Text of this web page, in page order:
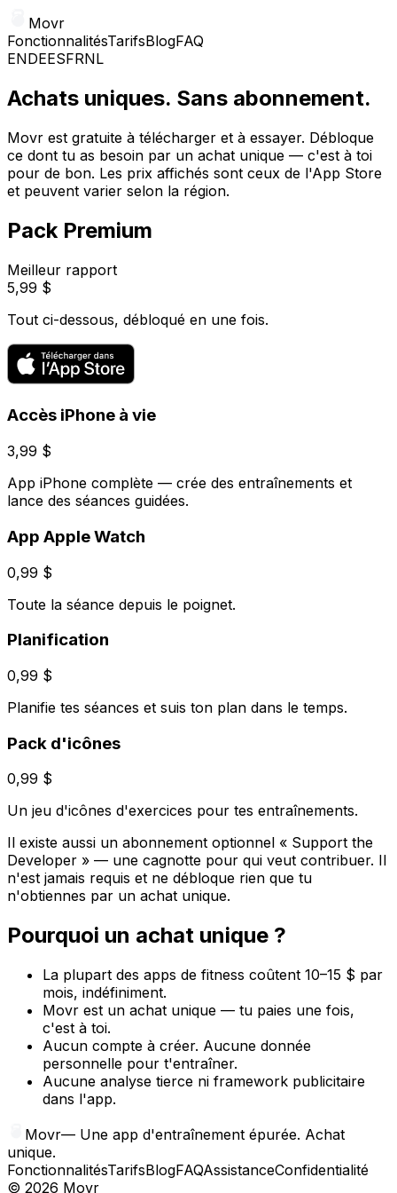
Movr
FonctionnalitésTarifsBlogFAQ
ENDEESFRNL
Achats uniques. Sans abonnement.
Movr est gratuite à télécharger et à essayer. Débloque
ce dont tu as besoin par un achat unique — c'est à toi
pour de bon. Les prix affichés sont ceux de l'App Store
et peuvent varier selon la région.
Pack Premium
Meilleur rapport
5,99 $
Tout ci-dessous, débloqué en une fois.
Accès iPhone à vie
3,99 $
App iPhone complète — crée des entraînements et
lance des séances guidées.
App Apple Watch
0,99 $
Toute la séance depuis le poignet.
Planification
0,99 $
Planifie tes séances et suis ton plan dans le temps.
Pack d'icônes
0,99 $
Un jeu d'icônes d'exercices pour tes entraînements.
Il existe aussi un abonnement optionnel « Support the
Developer » — une cagnotte pour qui veut contribuer. Il
n'est jamais requis et ne débloque rien que tu
n'obtiennes par un achat unique.
Pourquoi un achat unique ?
La plupart des apps de fitness coûtent 10–15 $ par
mois, indéfiniment.
Movr est un achat unique — tu paies une fois,
c'est à toi.
Aucun compte à créer. Aucune donnée
personnelle pour t'entraîner.
Aucune analyse tierce ni framework publicitaire
dans l'app.
Movr— Une app d'entraînement épurée. Achat
unique.
FonctionnalitésTarifsBlogFAQAssistanceConfidentialité
© 2026 Movr